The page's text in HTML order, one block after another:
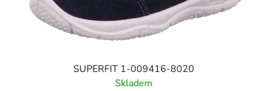
SUPERFIT 1-009416-8020
Skladem